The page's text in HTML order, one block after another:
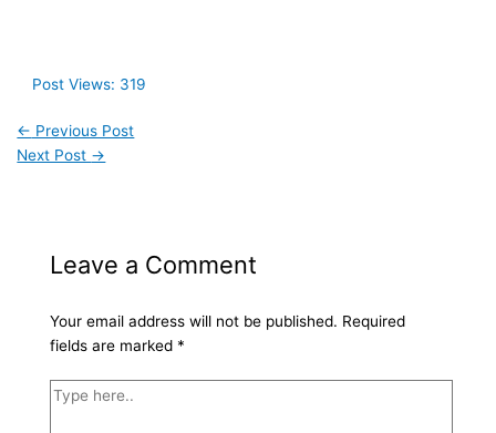
Post Views: 319
← Previous Post
Next Post →
Leave a Comment
Your email address will not be published. Required
fields are marked *